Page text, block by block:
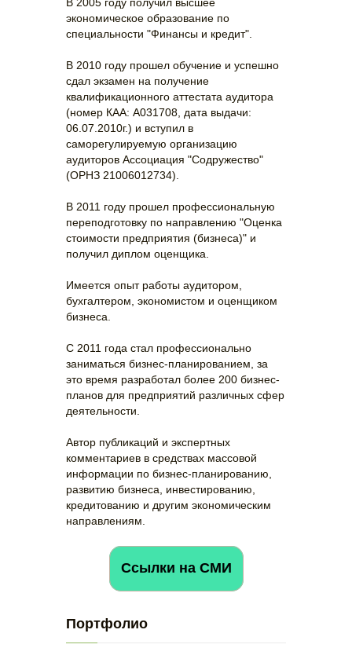
экономическое образование по
специальности "Финансы и кредит".
В 2010 году прошел обучение и успешно
сдал экзамен на получение
квалификационного аттестата аудитора
(номер КАА: А031708, дата выдачи:
06.07.2010г.) и вступил в
саморегулируемую организацию
аудиторов Ассоциация "Содружество"
(ОРНЗ 21006012734).
В 2011 году прошел профессиональную
переподготовку по направлению "Оценка
стоимости предприятия (бизнеса)" и
получил диплом оценщика.
Имеется опыт работы аудитором,
бухгалтером, экономистом и оценщиком
бизнеса.
С 2011 года стал профессионально
заниматься бизнес-планированием, за
это время разработал более 200 бизнес-
планов для предприятий различных сфер
деятельности.
Автор публикаций и экспертных
комментариев в средствах массовой
информации по бизнес-планированию,
развитию бизнеса, инвестированию,
кредитованию и другим экономическим
направлениям.
Ссылки на СМИ
Портфолио